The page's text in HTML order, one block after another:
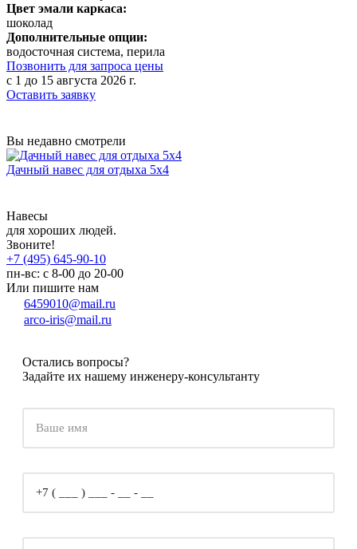
Цвет эмали каркаса:
шоколад
Дополнительные опции:
водосточная система, перила
Позвонить для запроса цены
c 1 до 15 августа 2026 г.
Оставить заявку
Вы недавно смотрели
Дачный навес для отдыха 5х4
Навесы
для хороших людей.
Звоните!
+7 (495) 645-90-10
пн-вс: с 8-00 до 20-00
Или пишите нам
6459010@mail.ru
arco-iris@mail.ru
Остались вопросы?
Задайте их нашему инженеру-консультанту